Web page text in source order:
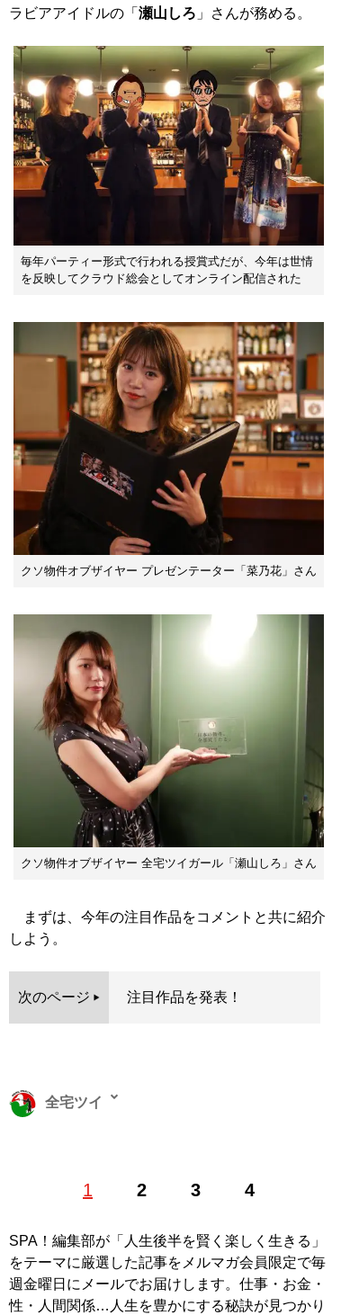
ラビアアイドルの「 瀬山しろ 」さんが務める。
毎年パーティー形式で行われる授賞式だが、今年は世情
を反映してクラウド総会としてオンライン配信された
クソ物件オブザイヤー プレゼンテーター「菜乃花」さん
クソ物件オブザイヤー 全宅ツイガール「瀬山しろ」さん
まずは、今年の注目作品をコメントと共に紹介
しよう。
次のページ 注目作品を発表！
1 2 3 4
全宅ツイ
は、数百億円の不動産を取引する不動産ファンドのAMr
員に擁する、その保有資産、預り資産、グリップ資産の
合計が2兆円を超える不動産Twitter最大の業界団体です
記事一覧へ
SPA！編集部が「人生後半を賢く楽しく生きる」
をテーマに厳選した記事をメルマガ会員限定で毎
週金曜日にメールでお届けします。仕事・お金・
性・人間関係…人生を豊かにする秘訣が見つかり